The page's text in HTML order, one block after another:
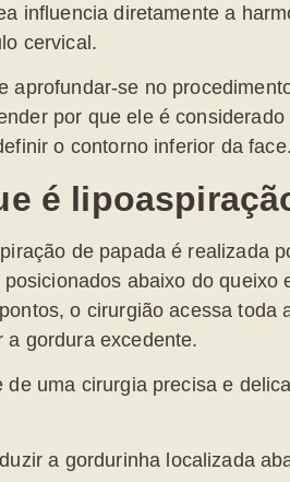
influencia diretamente a
cervical.
aprofundar-se no
por que ele é
o contorno inferior da face.
é
de papada é realizada
abaixo do queixo
o cirurgião acessa toda
a gordura excedente.
de uma cirurgia precisa e
a gordurinha localizada